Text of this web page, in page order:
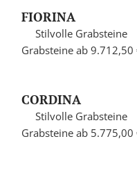
FIORINA
Stilvolle Grabsteine
Grabsteine ab 9.712,50
CORDINA
Stilvolle Grabsteine
Grabsteine ab 5.775,00